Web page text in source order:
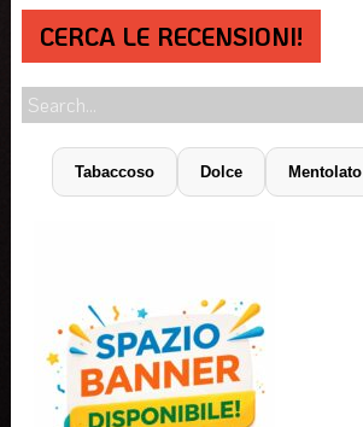
CERCA LE RECENSIONI!
Tabaccoso Dolce Mentolato